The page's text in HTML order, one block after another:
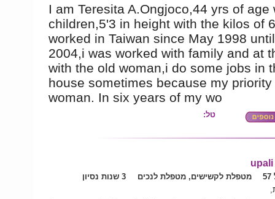
I am Teresita A.Ongjoco,44 yrs of age
children,5'3 in height with the kilos of
worked in Taiwan since May 1998
2004,i was worked with family and at
with the old woman,i do some jobs in
house sometimes because my priority
woman. In six years of my wo
טל:
מטפלת לקשישים, מטפלת לנכים
3 שנות נסיון